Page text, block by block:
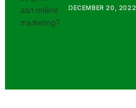
DECEMBER 20, 2022